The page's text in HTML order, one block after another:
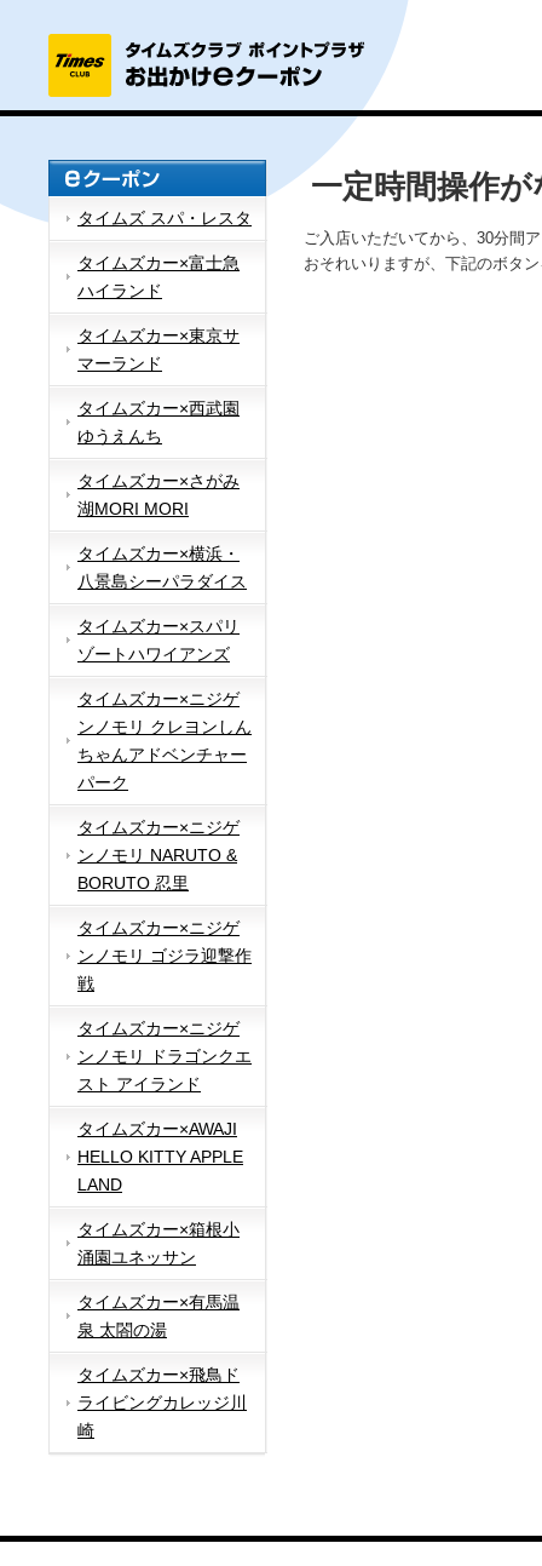
タイムズ スパ・レスタ
タイムズカー×富士急
ハイランド
タイムズカー×東京サ
マーランド
タイムズカー×西武園
ゆうえんち
タイムズカー×さがみ
湖MORI MORI
タイムズカー×横浜・
八景島シーパラダイス
タイムズカー×スパリ
ゾートハワイアンズ
タイムズカー×ニジゲ
ンノモリ クレヨンしん
ちゃんアドベンチャー
パーク
タイムズカー×ニジゲ
ンノモリ NARUTO &
BORUTO 忍里
タイムズカー×ニジゲ
ンノモリ ゴジラ迎撃作
戦
タイムズカー×ニジゲ
ンノモリ ドラゴンクエ
スト アイランド
タイムズカー×AWAJI
HELLO KITTY APPLE
LAND
タイムズカー×箱根小
涌園ユネッサン
タイムズカー×有馬温
泉 太閤の湯
タイムズカー×飛鳥ド
ライビングカレッジ川
崎
一定時間操作
ご入店いただいてから、30分間
おそれいりますが、下記のボタ